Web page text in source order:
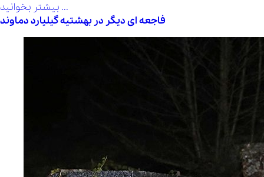
بیشتر بخوانید ...
فاجعه ای دیگر در بهشتیه گیلیارد دماوند